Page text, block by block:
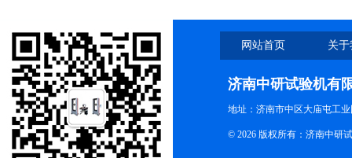
网站首页 关
济南中研试验机有
地址：济南市中区大庙屯工
© 2026 版权所有：济南中研